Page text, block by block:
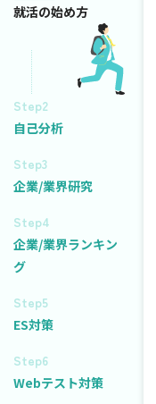
就活の始め方
Step2
自己分析
Step3
企業/業界研究
Step4
企業/業界ランキン
グ
Step5
ES対策
Step6
Webテスト対策